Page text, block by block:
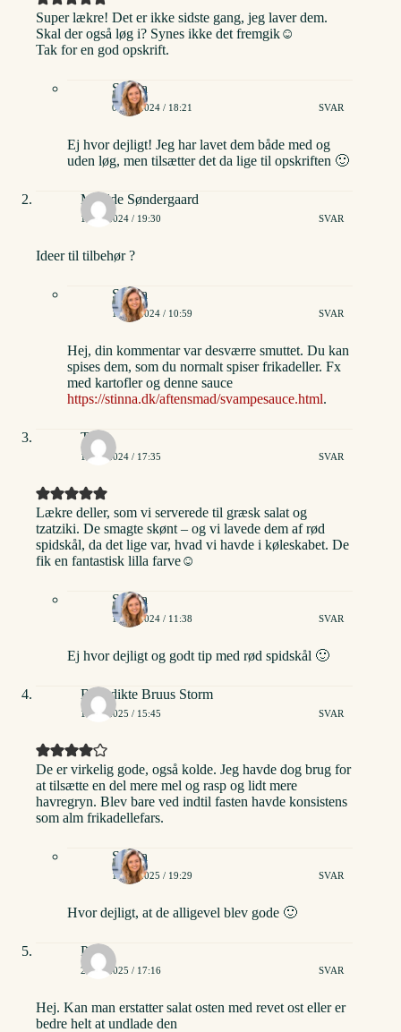
Super lækre! Det er ikke sidste gang, jeg laver dem.
Skal der også løg i? Synes ikke det fremgik☺️
Tak for en god opskrift.
Stinna
07/08/2024 / 18:21 SVAR
Ej hvor dejligt! Jeg har lavet dem både med og
uden løg, men tilsætter det da lige til opskriften 🙂
Matilde Søndergaard
10/08/2024 / 19:30 SVAR
Ideer til tilbehør ?
Stinna
11/09/2024 / 10:59 SVAR
Hej, din kommentar var desværre smuttet. Du kan
spises dem, som du normalt spiser frikadeller. Fx
med kartofler og denne sauce
https://stinna.dk/aftensmad/svampesauce.html.
Tina
18/08/2024 / 17:35 SVAR
Lækre deller, som vi serverede til græsk salat og
tzatziki. De smagte skønt – og vi lavede dem af rød
spidskål, da det lige var, hvad vi havde i køleskabet. De
fik en fantastisk lilla farve☺️
Stinna
19/08/2024 / 11:38 SVAR
Ej hvor dejligt og godt tip med rød spidskål 🙂
Benedikte Bruus Storm
12/01/2025 / 15:45 SVAR
De er virkelig gode, også kolde. Jeg havde dog brug for
at tilsætte en del mere mel og rasp og lidt mere
havregryn. Blev bare ved indtil fasten havde konsistens
som alm frikadellefars.
Stinna
14/01/2025 / 19:29 SVAR
Hvor dejligt, at de alligevel blev gode 🙂
Pia
29/04/2025 / 17:16 SVAR
Hej. Kan man erstatter salat osten med revet ost eller er
bedre helt at undlade den